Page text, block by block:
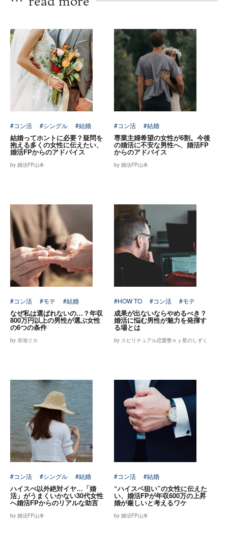
#コン活 #シングル #結婚
結婚ってホントに必要？疑問を
抱える多くの女性に伝えたい、
婚活FPからのアドバイス
by 婚活FP山本
#コン活 #結婚
専業主婦希望の女性が6割。今後
の婚活に不安な男性へ、婚活FP
からのアドバイス
by 婚活FP山本
#コン活 #モテ #結婚
なぜ私は選ばれないの…？年収
800万円以上の男性が選ぶ女性
の6つの条件
by 赤池リカ
#HOW TO #コン活 #モテ
成果が出ないならやめるべき？
婚活に悩む男性が魅力を発揮す
る場とは
by スピリチュアル恋愛塾ｂｙ星のしずく
#コン活 #シングル #結婚
ハイスぺ以外絶対イヤ…「婚
活」がうまくいかない30代女性
へ婚活FPからのリアルな助言
by 婚活FP山本
#コン活 #結婚
“ハイスペ狙い”の女性に伝えた
い、婚活FPが年収600万の上昇
婚が厳しいと考えるワケ
by 婚活FP山本